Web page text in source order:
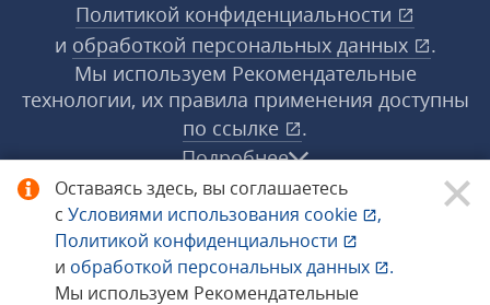
Оставаясь здесь, вы соглашаетесь
с Условиями использования cookie
,
Политикой конфиденциальности
и обработкой персональных данных
.
Мы используем Рекомендательные
Политикой конфиденциальности
и обработкой персональных данных
.
Мы используем Рекомендательные
технологии, их правила применения доступны
по ссылке
.
Подробнее
© 1998−2026 «1С‑Рарус» ®. Все права
защищены.